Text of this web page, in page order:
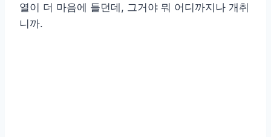
열이 더 마음에 들던데, 그거야 뭐 어디까지나 개취
니까.